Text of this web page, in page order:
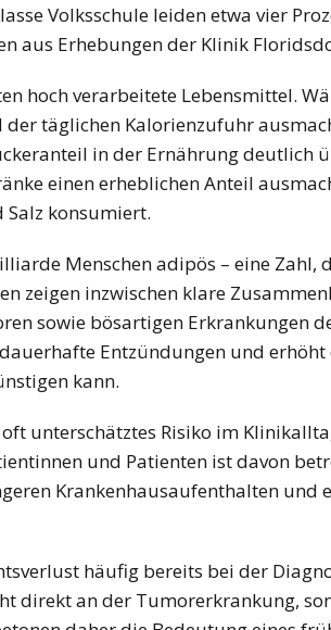
Volksschule leiden etwa vier
aus Erhebungen der Klinik
hoch verarbeitete Lebensmittel.
der täglichen Kalorienzufuhr
in der Ernährung deutlich
einen erheblichen Anteil
Salz konsumiert.
Menschen adipös – eine Zahl,
zeigen inzwischen klare
sowie bösartigen Erkrankungen
Entzündungen und
kann.
unterschätztes Risiko im
und Patienten ist davon
Krankenhausaufenthalten und
häufig bereits bei der
direkt an der Tumorerkrankung,
im Vorjahr: